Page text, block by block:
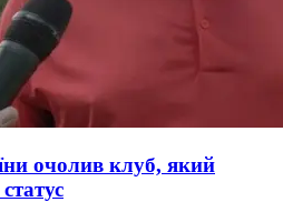
очолив клуб, який